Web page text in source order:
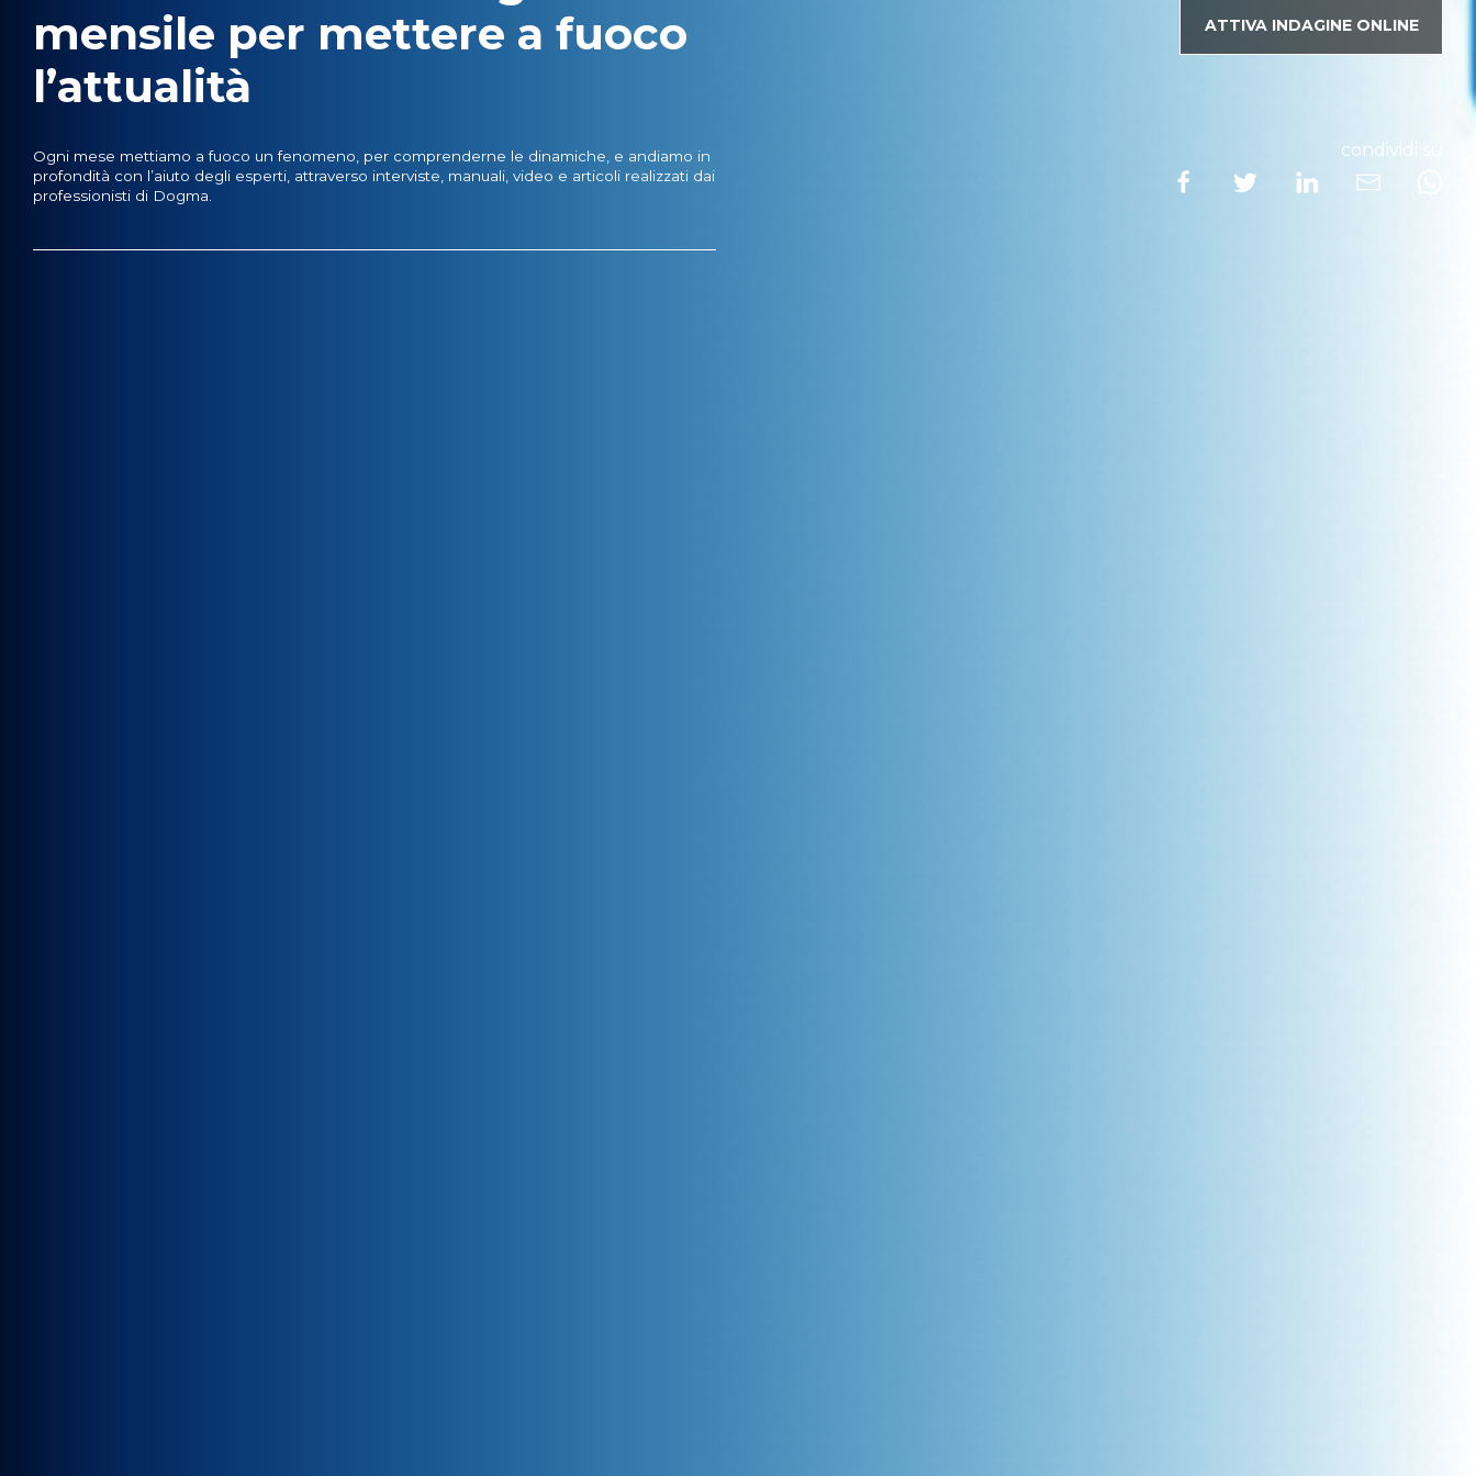
mensile per mettere a fuoco
l’attualità
Ogni mese mettiamo a fuoco un fenomeno, per comprenderne le dinamiche, e andiamo in
profondità con l’aiuto degli esperti, attraverso interviste, manuali, video e articoli realizzati dai
professionisti di Dogma.
ATTIVA INDAGINE ONLINE
condividi su